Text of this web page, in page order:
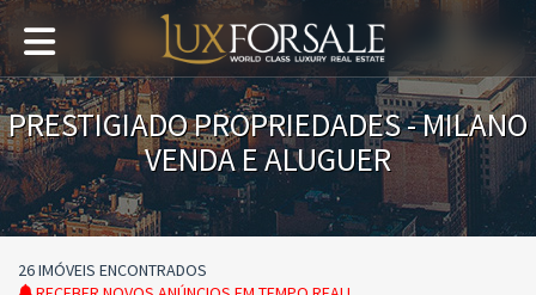
PRESTIGIADO PROPRIEDADES - MILANO
VENDA E ALUGUER
26 IMÓVEIS ENCONTRADOS